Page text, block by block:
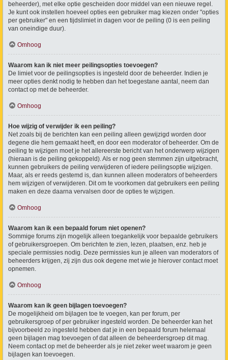
beheerder), met elke optie gescheiden door middel van een nieuwe regel.
Je kunt ook instellen hoeveel opties een gebruiker mag kiezen onder "opties
per gebruiker" en een tijdslimiet in dagen voor de peiling (0 is een peiling
van oneindige duur).
Omhoog
Waarom kan ik niet meer peilingsopties toevoegen?
De limiet voor de peilingsopties is ingesteld door de beheerder. Indien je
meer opties denkt nodig te hebben dan het toegestane aantal, neem dan
contact op met de beheerder.
Omhoog
Hoe wijzig of verwijder ik een peiling?
Net zoals bij de berichten kan een peiling alleen gewijzigd worden door
degene die hem gemaakt heeft, en door een moderator of beheerder. Om de
peiling te wijzigen moet je het allereerste bericht van het onderwerp wijzigen
(hieraan is de peiling gekoppeld). Als er nog geen stemmen zijn uitgebracht,
kunnen gebruikers de peiling verwijderen of iedere peilingsoptie wijzigen.
Maar, als er reeds gestemd is, dan kunnen alleen moderators of beheerders
hem wijzigen of verwijderen. Dit om te voorkomen dat gebruikers een peiling
maken en deze daarna vervalsen door de opties te wijzigen.
Omhoog
Waarom kan ik een bepaald forum niet openen?
Sommige forums zijn mogelijk alleen toegankelijk voor bepaalde gebruikers
of gebruikersgroepen. Om berichten te zien, lezen, plaatsen, enz. heb je
speciale permissies nodig. Deze permissies kun je alleen van moderators of
beheerders krijgen, zij zijn dus ook degene met wie je hierover contact moet
opnemen.
Omhoog
Waarom kan ik geen bijlagen toevoegen?
De mogelijkheid om bijlagen toe te voegen, kan per forum, per
gebruikersgroep of per gebruiker ingesteld worden. De beheerder kan het
bijvoorbeeld zo ingesteld hebben dat je in een bepaald forum helemaal
geen bijlagen mag toevoegen of dat alleen de beheerdersgroep dit mag.
Neem contact op met de beheerder als je niet zeker weet waarom je geen
bijlagen kan toevoegen.